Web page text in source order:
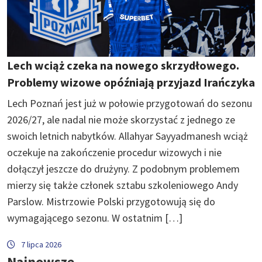
Lech wciąż czeka na nowego skrzydłowego.
Problemy wizowe opóźniają przyjazd Irańczyka
Lech Poznań jest już w połowie przygotowań do sezonu
2026/27, ale nadal nie może skorzystać z jednego ze
swoich letnich nabytków. Allahyar Sayyadmanesh wciąż
oczekuje na zakończenie procedur wizowych i nie
dołączył jeszcze do drużyny. Z podobnym problemem
mierzy się także członek sztabu szkoleniowego Andy
Parslow. Mistrzowie Polski przygotowują się do
wymagającego sezonu. W ostatnim […]
7 lipca 2026